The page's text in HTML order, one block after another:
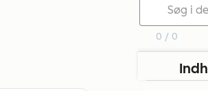
0 / 0